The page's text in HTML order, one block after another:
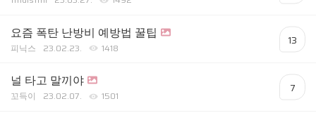
요즘 폭탄 난방비 예방법 꿀팁
피닉스 23.02.23. 1418
13
널 타고 말끼야
꼬득이 23.02.07. 1501
7